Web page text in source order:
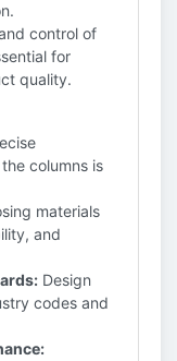
control of
for
quality.
columns is
materials
and
Design
codes and